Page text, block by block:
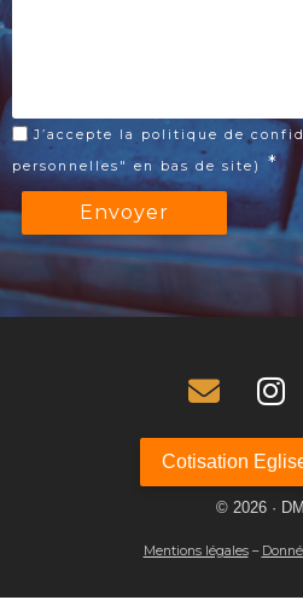
J’accepte la politique de
personnelles" en bas de site)
*
fas fa-
Cotisation
© 2026 ·
Mentions légales–